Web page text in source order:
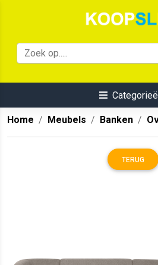
Home Meubels Banken
TERUG